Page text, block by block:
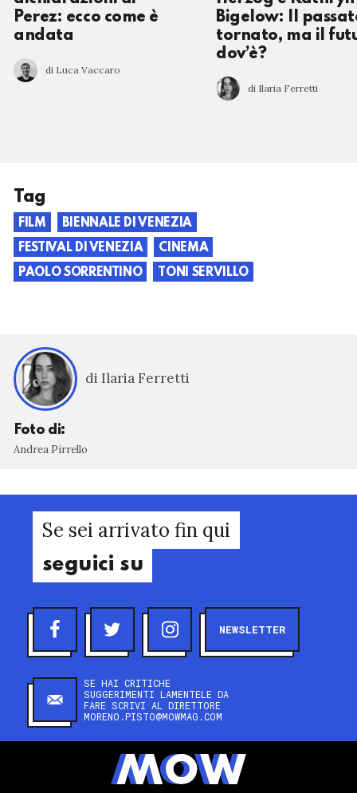
Perez: ecco come è
andata
di Luca Vaccaro
Bigelow: Il
tornato, ma il
dov’è?
di Ilaria Ferretti
Tag
FILM
BIENNALE DI VENEZIA
FESTIVAL DI VENEZIA
CINEMA
PAOLO SORRENTINO
TONI SERVILLO
di Ilaria Ferretti
Foto di:
Andrea Pirrello
Se sei arrivato fin qui
seguici su
NEWSLETTER
SE HAI CRITICHE
SUGGERIMENTI LAMENTELE DA
FARE SCRIVI AL DIRETTORE
MORENO.PISTO@MOWMAG.COM